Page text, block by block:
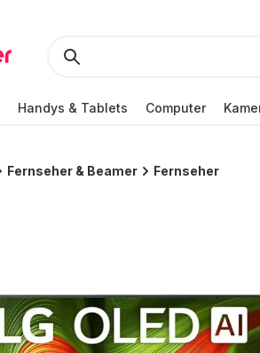
Handys & Tablets Computer
Fernseher & Beamer Fernseher